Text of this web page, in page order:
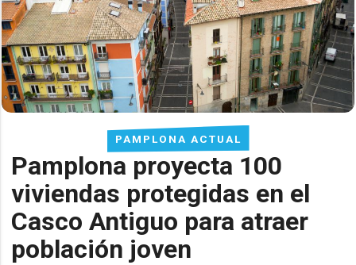
PAMPLONA ACTUAL
Pamplona proyecta 100
viviendas protegidas en el
Casco Antiguo para atraer
población joven